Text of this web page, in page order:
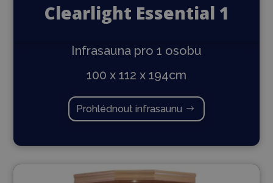
Clearlight Essential 1
Infrasauna pro 1 osobu
100 x 112 x 194cm
Prohlédnout infrasaunu